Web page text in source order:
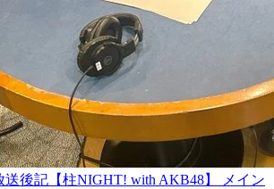
送後記【柱NIGHT! with AKB48】 メイン